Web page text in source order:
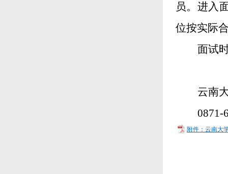
员。 进入
位按实际
面试
云南
0871-
附件：云南大